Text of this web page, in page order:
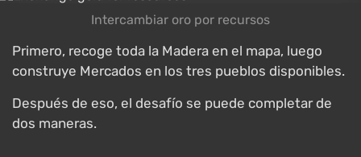
Intercambiar oro por recursos
Primero, recoge toda la Madera en el mapa, luego
construye Mercados en los tres pueblos disponibles.
Después de eso, el desafío se puede completar de
dos maneras.